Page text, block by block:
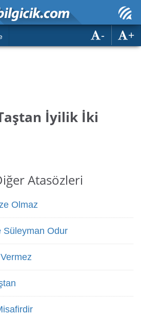
Hesaplamalar
Eğitim Haberleri
+
-
İyilik İki
Atasözleri
Olmaz
Odur